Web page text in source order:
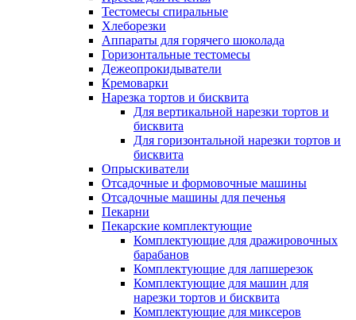
Тестомесы спиральные
Хлеборезки
Аппараты для горячего шоколада
Горизонтальные тестомесы
Дежеопрокидыватели
Кремоварки
Нарезка тортов и бисквита
Для вертикальной нарезки тортов и
бисквита
Для горизонтальной нарезки тортов и
бисквита
Опрыскиватели
Отсадочные и формовочные машины
Отсадочные машины для печенья
Пекарни
Пекарские комплектующие
Комплектующие для дражировочных
барабанов
Комплектующие для лапшерезок
Комплектующие для машин для
нарезки тортов и бисквита
Комплектующие для миксеров